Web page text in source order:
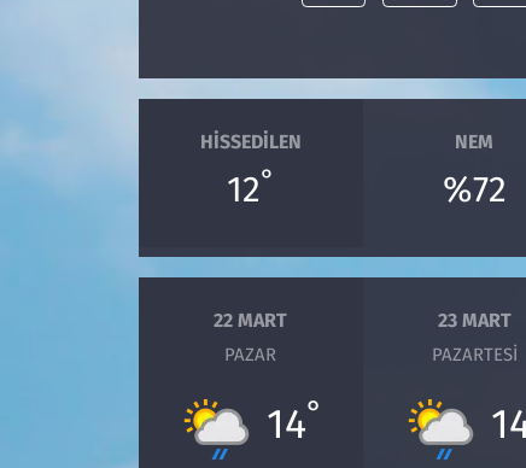
HISSEDILEN
12°
NEM
%72
22 MART
PAZAR
14°
23 MART
PAZARTESI